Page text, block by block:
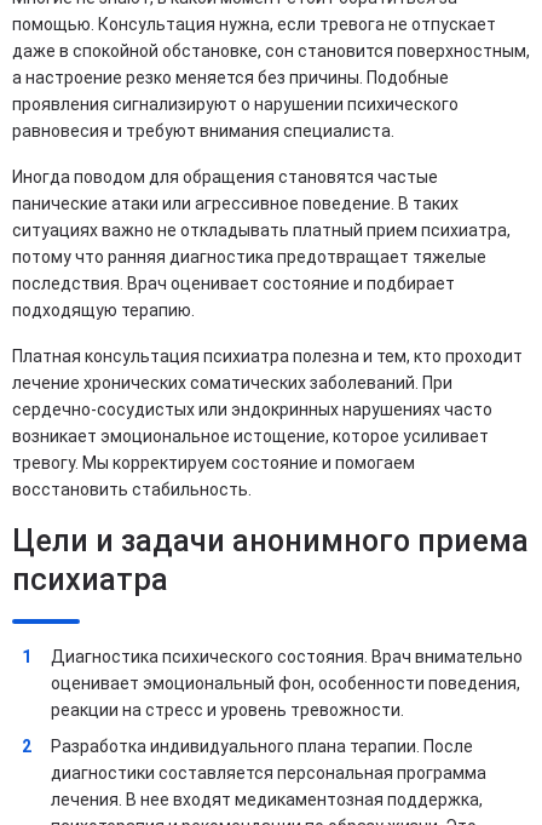
помощью. Консультация нужна, если тревога не отпускает
даже в спокойной обстановке, сон становится поверхностным,
а настроение резко меняется без причины. Подобные
проявления сигнализируют о нарушении психического
равновесия и требуют внимания специалиста.
Иногда поводом для обращения становятся частые
панические атаки или агрессивное поведение. В таких
ситуациях важно не откладывать платный прием психиатра,
потому что ранняя диагностика предотвращает тяжелые
последствия. Врач оценивает состояние и подбирает
подходящую терапию.
Платная консультация психиатра полезна и тем, кто проходит
лечение хронических соматических заболеваний. При
сердечно‑сосудистых или эндокринных нарушениях часто
возникает эмоциональное истощение, которое усиливает
тревогу. Мы корректируем состояние и помогаем
восстановить стабильность.
Цели и задачи анонимного приема
психиатра
Диагностика психического состояния. Врач внимательно
оценивает эмоциональный фон, особенности поведения,
реакции на стресс и уровень тревожности.
Разработка индивидуального плана терапии. После
диагностики составляется персональная программа
лечения. В нее входят медикаментозная поддержка,